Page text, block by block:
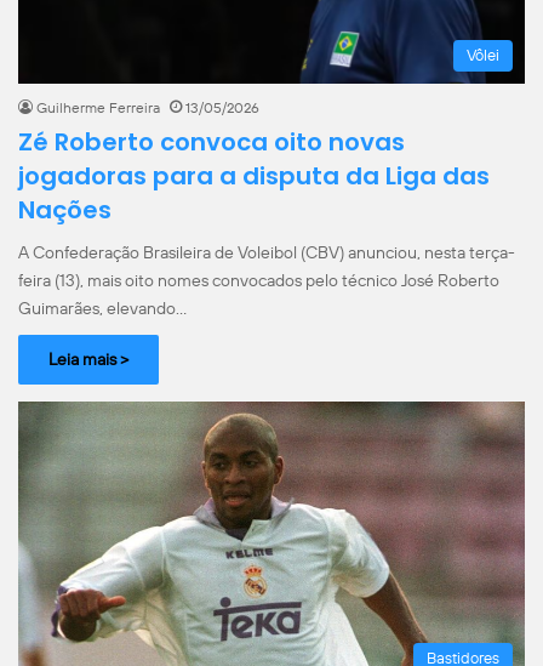
Vôlei
Guilherme Ferreira 13/05/2026
Zé Roberto convoca oito novas
jogadoras para a disputa da Liga das
Nações
A Confederação Brasileira de Voleibol (CBV) anunciou, nesta terça-
feira (13), mais oito nomes convocados pelo técnico José Roberto
Guimarães, elevando…
Leia mais >
Bastidores